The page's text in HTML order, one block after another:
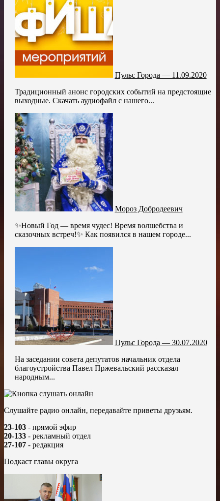
Пульс Города — 11.09.2020
Традиционный анонс городских событий на предстоящие
выходные. Скачать аудиофайл с нашего...
Мороз Добродеевич
✨Новый Год — время чудес! Время волшебства и
сказочных встреч!✨ Как появился в нашем городе...
Пульс Города — 30.07.2020
На заседании совета депутатов начальник отдела
благоустройства Павел Пржевальский рассказал
народным...
Слушайте радио онлайн, передавайте приветы друзьям.
23-103 - прямой эфир
20-133 - рекламный отдел
27-107 - редакция
Подкаст главы округа